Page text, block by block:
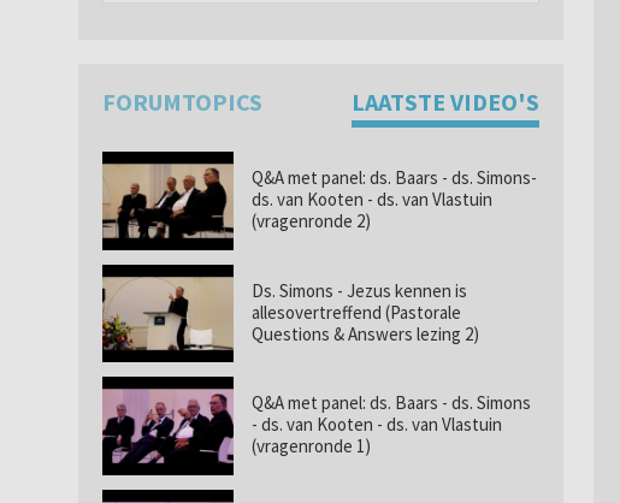
FORUMTOPICS LAATSTE VIDEO'S
Q&A met panel: ds. Baars - ds. Simons-
ds. van Kooten - ds. van Vlastuin
(vragenronde 2)
Ds. Simons - Jezus kennen is
allesovertreffend (Pastorale
Questions & Answers lezing 2)
Q&A met panel: ds. Baars - ds. Simons
- ds. van Kooten - ds. van Vlastuin
(vragenronde 1)